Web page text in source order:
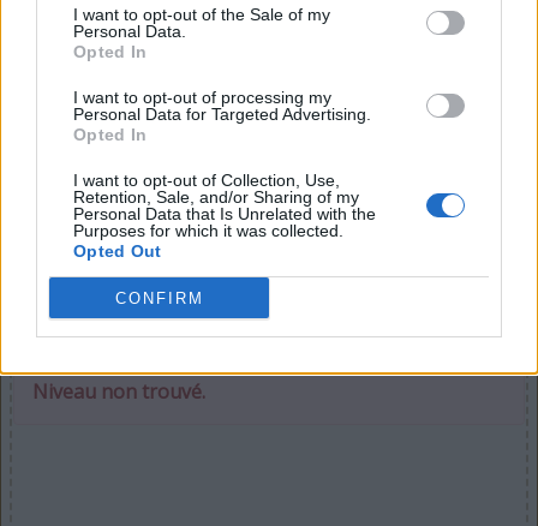
I want to opt-out of the Sale of my
Personal Data.
Opted In
I want to opt-out of processing my
Personal Data for Targeted Advertising.
Opted In
I want to opt-out of Collection, Use,
Retention, Sale, and/or Sharing of my
Personal Data that Is Unrelated with the
Purposes for which it was collected.
Opted Out
CONFIRM
puzzle:
Sélectionnez votre puzzle :
Niveau non trouvé.